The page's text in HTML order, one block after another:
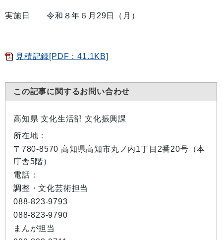
実施日 令和８年６月29日（月）
見積記録[PDF：41.1KB]
この記事に関するお問い合わせ
高知県 文化生活部 文化振興課
所在地：
〒780-8570 高知県高知市丸ノ内1丁目2番20号（本
庁舎5階）
電話：
調整・文化芸術担当
088-823-9793
088-823-9790
まんが担当